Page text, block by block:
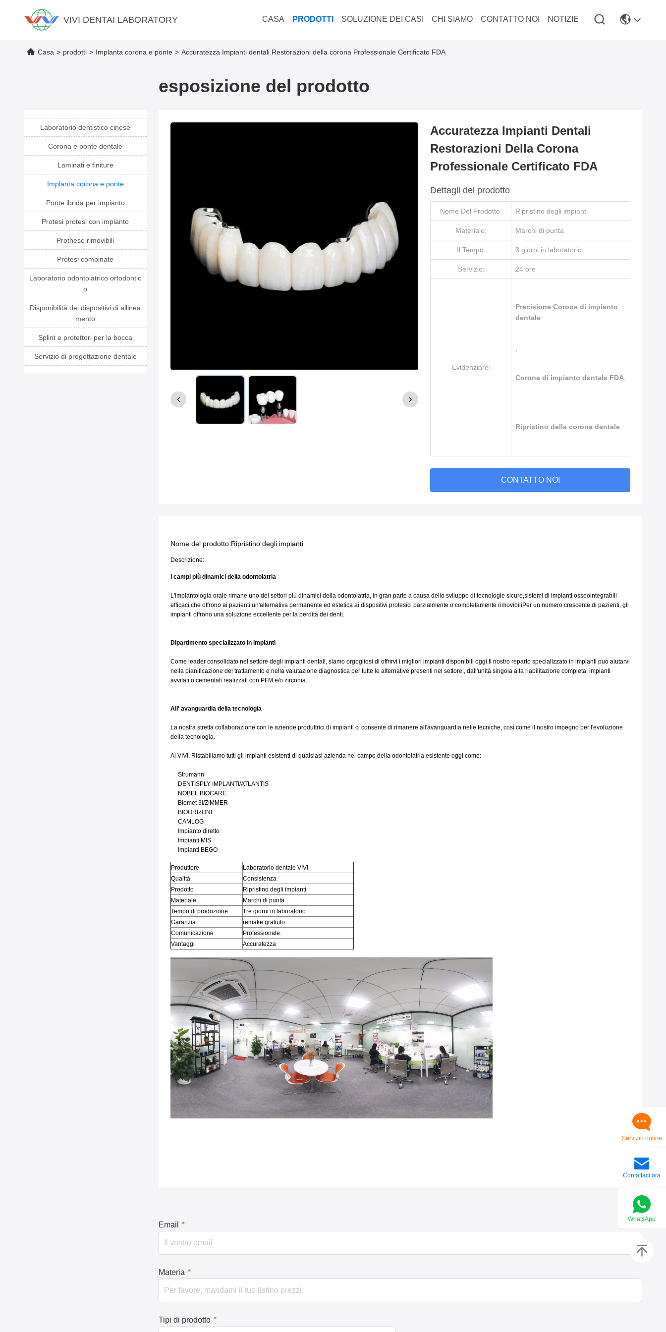
VIVI DENTAI LABORATORY CASA PRODOTTI SOLUZIONE DEI CASI CHI SIAMO CONTATTO NOI NOTIZIE
Casa > prodotti > Implanta corona e ponte > Accuratezza Impianti dentali Restorazioni della corona Professionale Certificato FDA
esposizione del prodotto
Laboratorio dentistico cinese
Corona e ponte dentale
Laminati e finiture
Implanta corona e ponte
Ponte ibrida per impianto
Protesi protesi con impianto
Prothese rimovibili
Protesi combinate
Laboratorio odontoiatrico ortodontic
o
Disponibilità dei dispositivi di allinea
mento
Splint e protettori per la bocca
Servizio di progettazione dentale
Accuratezza Impianti Dentali
Restorazioni Della Corona
Professionale Certificato FDA
Dettagli del prodotto
Nome Del Prodotto: Ripristino degli impianti
Materiale: Marchi di punta
Il Tempo: 3 giorni in laboratorio
Servizio: 24 ore
Evidenziare:
Precisione Corona di impianto
dentale
Corona di impianto dentale FDA
Ripristino della corona dentale
CONTATTO NOI
Nome del prodotto:Ripristino degli impianti
Descrizione:
I campi più dinamici della odontoiatria
L'implantologia orale rimane uno dei settori più dinamici della odontoiatria, in gran parte a causa dello sviluppo di tecnologie sicure,sistemi di impianti osseointegrabili
efficaci che offrono ai pazienti un'alternativa permanente ed estetica ai dispositivi protesici parzialmente o completamente rimovibiliPer un numero crescente di pazienti, gli
impianti offrono una soluzione eccellente per la perdita dei denti.
Dipartimento specializzato in impianti
Come leader consolidato nel settore degli impianti dentali, siamo orgogliosi di offrirvi i migliori impianti disponibili oggi.Il nostro reparto specializzato in impianti può aiutarvi
nella pianificazione del trattamento e nella valutazione diagnostica per tutte le alternative presenti nel settore., dall'unità singola alla riabilitazione completa, impianti
avvitati o cementati realizzati con PFM e/o zirconia.
All' avanguardia della tecnologia
La nostra stretta collaborazione con le aziende produttrici di impianti ci consente di rimanere all'avanguardia nelle tecniche, così come il nostro impegno per l'evoluzione
della tecnologia.
Al VIVI, Ristabiliamo tutti gli impianti esistenti di qualsiasi azienda nel campo della odontoiatria esistente oggi come:
Strumann
DENTISPLY IMPLANTI/ATLANTIS
NOBEL BIOCARE
Biomet 3i/ZIMMER
BIOORIZONI
CAMLOG
Impianto diretto
Impianti MIS
Impianti BEGO
Produttore
Laboratorio dentale VIVI
Qualità
Consistenza
Prodotto
Ripristino degli impianti
Materiale
Marchi di punta
Tempo di produzione
Tre giorni in laboratorio.
Garanzia
remake gratuito
Comunicazione
Professionale.
Vantaggi
Accuratezza
Email *
Materia *
Tipi di prodotto *
Servizio online
Contattaci ora
WhatsApp